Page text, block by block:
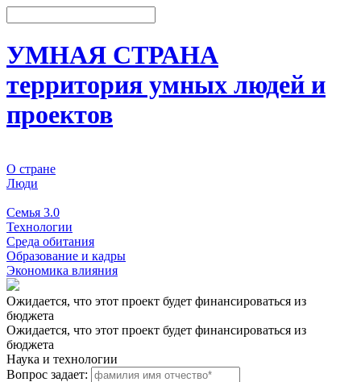
УМНАЯ СТРАНА
территория умных людей и
проектов
О стране
Люди
Семья 3.0
Технологии
Среда обитания
Образование и кадры
Экономика влияния
Ожидается, что этот проект будет финансироваться из
бюджета
Ожидается, что этот проект будет финансироваться из
бюджета
Наука и технологии
Вопрос задает: